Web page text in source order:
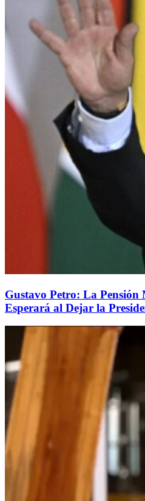
Gustavo Petro: La
Esperará al Dejar la